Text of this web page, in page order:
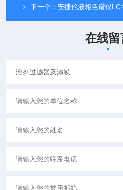
下一个：安捷伦液相色谱仪LC
在线留